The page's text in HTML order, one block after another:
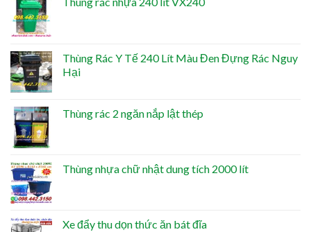
Thùng Rác Y Tế 240 Lít Màu Đen Đựng Rác Nguy
Hại
Thùng rác 2 ngăn nắp lật thép
Thùng nhựa chữ nhật dung tích 2000 lít
Xe đẩy thu dọn thức ăn bát đĩa